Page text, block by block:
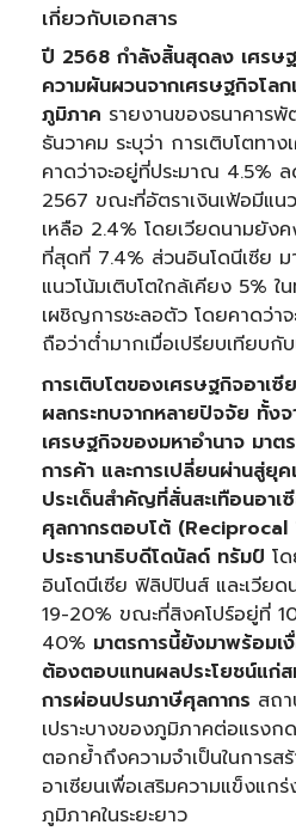
เกี่ยวกับเอกสาร
ปี 2568 กำลังสิ้นสุดลง เศรษ
ความผันผวนจากเศรษฐกิจโลก
ภูมิภาค รายงานของธนาคารพั
ธันวาคม ระบุว่า การเติบโตทา
คาดว่าจะอยู่ที่ประมาณ 4.5%
2567 ขณะที่อัตราเงินเฟ้อมีแน
เหลือ 2.4% โดยเวียดนามยังค
ที่สุดที่ 7.4% ส่วนอินโดนีเซีย ม
แนวโน้มเติบโตใกล้เคียง 5%
เผชิญการชะลอตัว โดยคาดว่า
ถือว่าต่ำมากเมื่อเปรียบเทียบกับ
การเติบโตของเศรษฐกิจอาเซี
ผลกระทบจากหลายปัจจัย ทั้งจ
เศรษฐกิจของมหาอำนาจ มา
การค้า และการเปลี่ยนผ่านสู่ยุ
ประเด็นสำคัญที่สั่นสะเทือนอา
ศุลกากรตอบโต้
ประธานาธิบดีโดนัลด์ ทรัมป์ โ
อินโดนีเซีย ฟิลิปปินส์ และเวีย
19-20% ขณะที่สิงคโปร์อยู่ที่
40% มาตรการนี้ยังมาพร้อมเ
ต้องตอบแทนผลประโยชน์แก่ส
การผ่อนปรนภาษีศุลกากร สถ
เปราะบางของภูมิภาคต่อแรง
ตอกย้ำถึงความจำเป็นในการส
อาเซียนเพื่อเสริมความแข็งแก
ภูมิภาคในระยะยาว